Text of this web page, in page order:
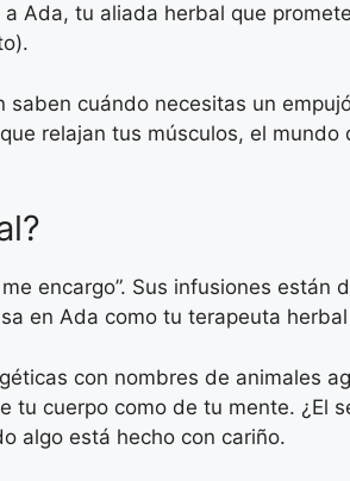
Ada, tu aliada herbal que
cuándo necesitas un
relajan tus músculos, el mundo
encargo”. Sus infusiones están
en Ada como tu terapeuta
con nombres de animales
cuerpo como de tu mente. ¿El
algo está hecho con cariño.